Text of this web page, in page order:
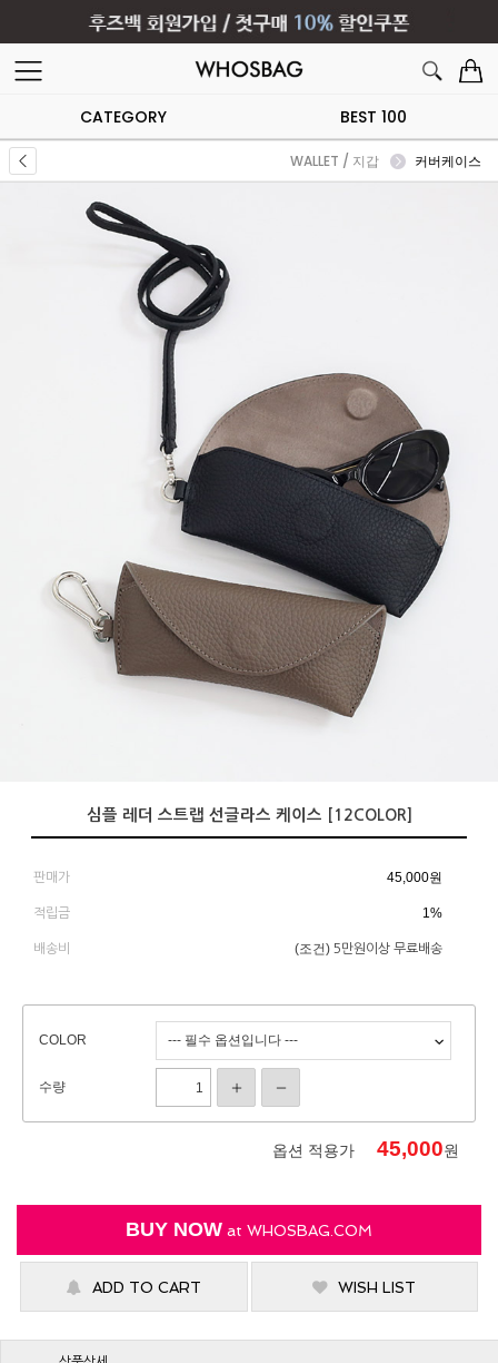
CATEGORY BEST 100
WALLET / 지갑 커버케이스
심플 레더 스트랩 선글라스 케이스 [12COLOR]
판매가 45,000원
적립금 1%
배송비 (조건) 5만원이상 무료배송
COLOR
수량
옵션 적용가 45,000원
BUY NOW at WHOSBAG.COM
ADD TO CART WISH LIST